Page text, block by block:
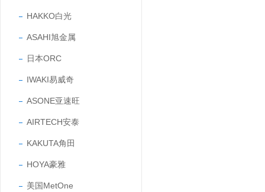
HAKKO白光
ASAHI旭金属
日本ORC
IWAKI易威奇
ASONE亚速旺
AIRTECH安泰
KAKUTA角田
HOYA豪雅
美国MetOne